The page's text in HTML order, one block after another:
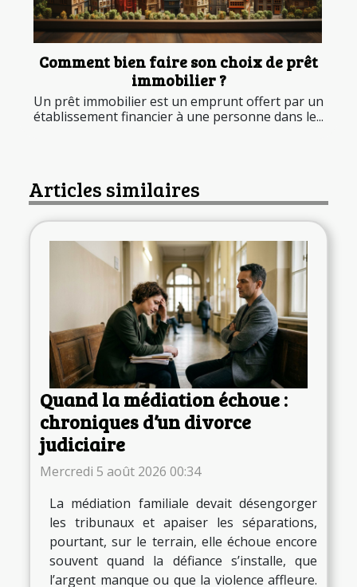
Comment bien faire son choix de prêt
immobilier ?
Un prêt immobilier est un emprunt offert par un
établissement financier à une personne dans le...
Articles similaires
Quand la médiation échoue :
chroniques d’un divorce
judiciaire
Mercredi 5 août 2026 00:34
La médiation familiale devait désengorger
les tribunaux et apaiser les séparations,
pourtant, sur le terrain, elle échoue encore
souvent quand la défiance s’installe, que
l’argent manque ou que la violence affleure.